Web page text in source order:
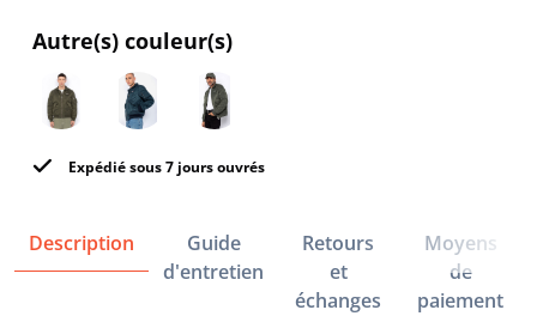
Autre(s) couleur(s)
Expédié sous 7 jours ouvrés
Description
Guide
d'entretien
Retours
et
échanges
Moyens
de
paiement